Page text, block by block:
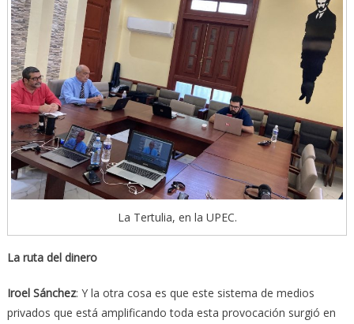
La Tertulia, en la UPEC.
La ruta del dinero
Iroel Sánchez: Y la otra cosa es que este sistema de medios
privados que está amplificando toda esta provocación surgió en